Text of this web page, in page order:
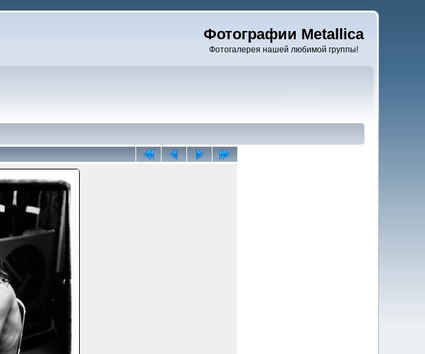
Фотографии Metallica
Фотогалерея нашей любимой группы!